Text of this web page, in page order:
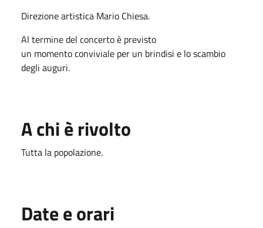
Direzione artistica Mario Chiesa.
Al termine del concerto è previsto
un momento conviviale per un brindisi e lo scambio
degli auguri.
A chi è rivolto
Tutta la popolazione.
Date e orari